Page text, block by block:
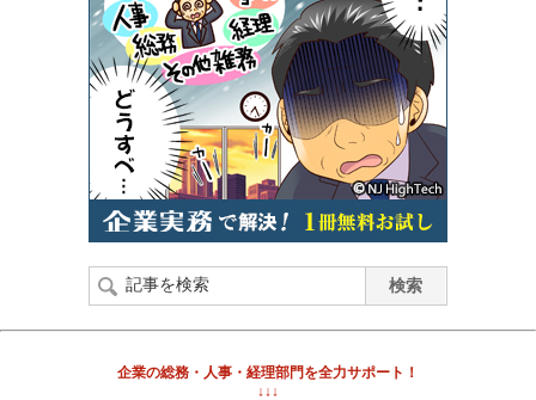
企業の総務・人事・経理部門を全力サポート！
↓↓↓